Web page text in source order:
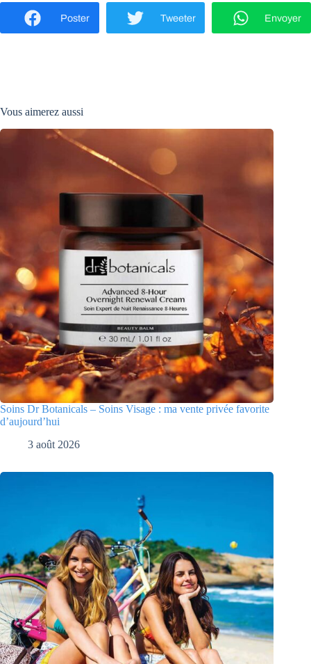
Poster Tweeter Envoyer
Vous aimerez aussi
Soins Dr Botanicals – Soins Visage : ma vente privée favorite
d’aujourd’hui
3 août 2026